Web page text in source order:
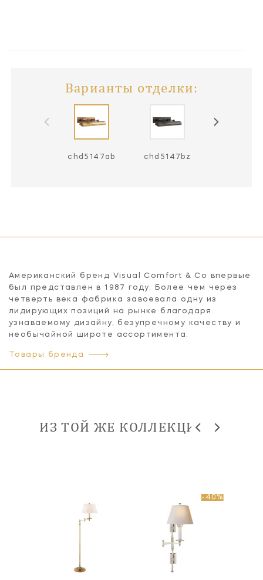
Варианты отделки:
chd5147ab chd5147bz
Американский бренд Visual Comfort & Co впервые
был представлен в 1987 году. Более чем через
четверть века фабрика завоевала одну из
лидирующих позиций на рынке благодаря
узнаваемому дизайну, безупречному качеству и
необычайной широте ассортимента.
Товары бренда
ИЗ ТОЙ ЖЕ КОЛЛЕКЦИИ
-40%